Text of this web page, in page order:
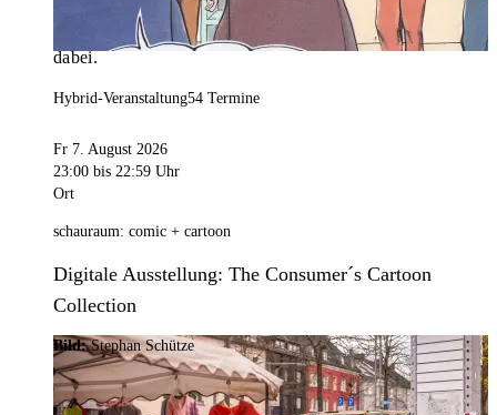
Veranstaltungskalender der Stadt Dortmund der
umfangreichste der Region. Hier ist für alle was
dabei.
Hybrid-Veranstaltung54 Termine
Fr 7. August 2026
23:00 bis 22:59 Uhr
Ort
schauraum: comic + cartoon
Digitale Ausstellung: The Consumer´s Cartoon
Collection
Bild:Stephan Schütze